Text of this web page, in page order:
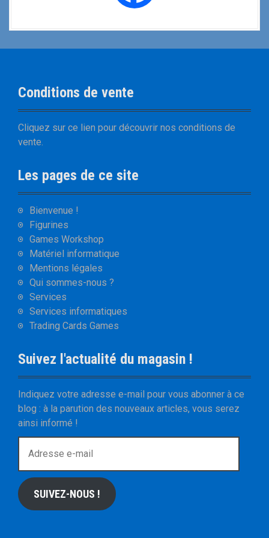
Conditions de vente
Cliquez sur ce lien pour découvrir nos conditions de
vente.
Les pages de ce site
Bienvenue !
Figurines
Games Workshop
Matériel informatique
Mentions légales
Qui sommes-nous ?
Services
Services informatiques
Trading Cards Games
Suivez l'actualité du magasin !
Indiquez votre adresse e-mail pour vous abonner à ce
blog : à la parution des nouveaux articles, vous serez
ainsi informé !
r
e
s
SUIVEZ-NOUS !